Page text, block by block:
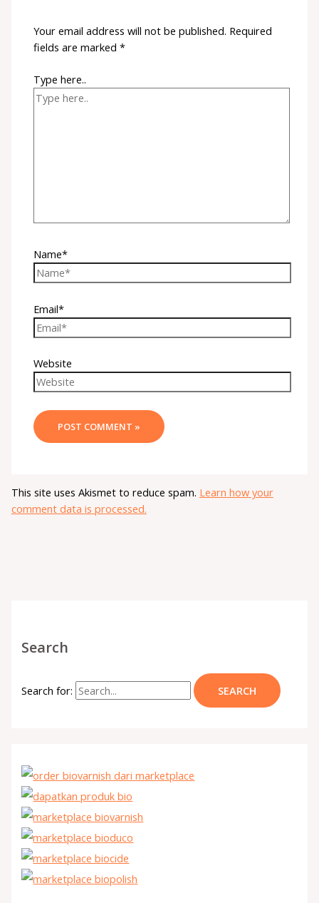
Your email address will not be published. Required
fields are marked*
Type here..
Name*
Email*
Website
This site uses Akismet to reduce spam. Learn how your
comment data is processed.
Search
Search for: